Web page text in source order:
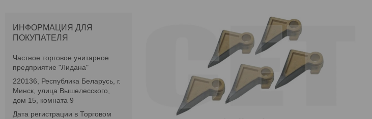
ИНФОРМАЦИЯ ДЛЯ
ПОКУПАТЕЛЯ
Частное торговое унитарное
предприятие "Лидана"
220136, Республика Беларусь, г.
Минск, улица Вышелесского,
дом 15, комната 9
Дата регистрации в Торговом